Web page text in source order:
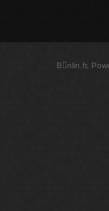
Bnlin.fr,